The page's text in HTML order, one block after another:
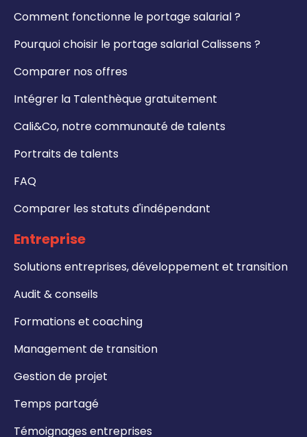
Comment fonctionne le portage salarial ?
Pourquoi choisir le portage salarial Calissens ?
Comparer nos offres
Intégrer la Talenthèque gratuitement
Cali&Co, notre communauté de talents
Portraits de talents
FAQ
Comparer les statuts d'indépendant
Entreprise
Solutions entreprises, développement et transition
Audit & conseils
Formations et coaching
Management de transition
Gestion de projet
Temps partagé
Témoignages entreprises